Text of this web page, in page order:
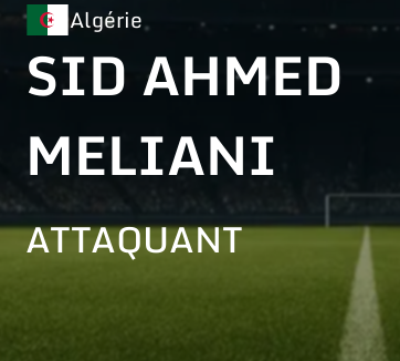
Algérie
SID AHMED
MELIANI
ATTAQUANT